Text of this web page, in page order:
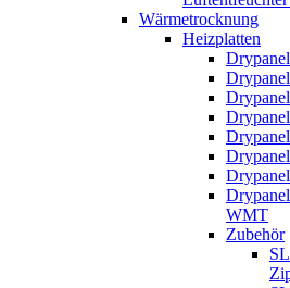
Wärmetrocknung
Heizplatten
WMT
Zubehör